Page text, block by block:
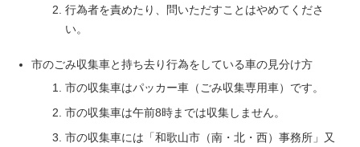
行為者を責めたり、問いただすことはやめてくださ
い。
市のごみ収集車と持ち去り行為をしている車の見分け方
市の収集車はパッカー車（ごみ収集専用車）です。
市の収集車は午前8時までは収集しません。
市の収集車には「和歌山市（南・北・西）事務所」又